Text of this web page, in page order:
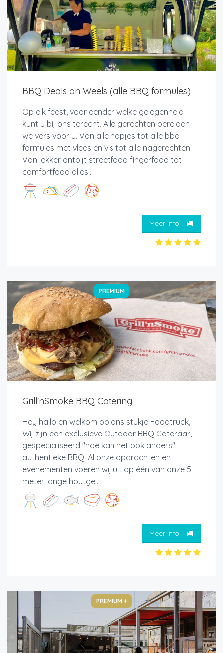
BBQ Deals on Weels (alle BBQ formules)
Op elk feest, voor eender welke gelegenheid
kunt u bij ons terecht. Alle gerechten bereiden
we vers voor u. Van alle hapjes tot alle bbq
formules met vlees en vis tot alle nagerechten.
Van lekker ontbijt streetfood fingerfood tot
comfortfood alles...
Meer info
PREMIUM
Grill'nSmoke BBQ Catering
Hey hallo en welkom op ons stukje Foodtruck,
Wij zijn een exclusieve Outdoor BBQ Cateraar,
gespecialiseerd "hoe kan het ook anders"
authentieke BBQ. Al onze opdrachten en
evenementen voeren wij uit op één van onze 5
meter lange houtge...
Meer info
PREMIUM +